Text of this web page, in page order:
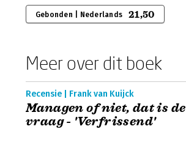
Gebonden | Nederlands 21,50
Meer over dit boek
Recensie | Frank van Kuijck
Managen of niet, dat is de
vraag - 'Verfrissend'